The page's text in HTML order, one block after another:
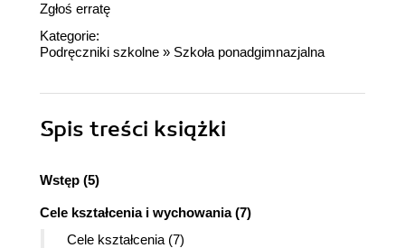
Zgłoś erratę
Kategorie:
Podręczniki szkolne » Szkoła ponadgimnazjalna
Spis treści książki
Wstęp (5)
Cele kształcenia i wychowania (7)
Cele kształcenia (7)